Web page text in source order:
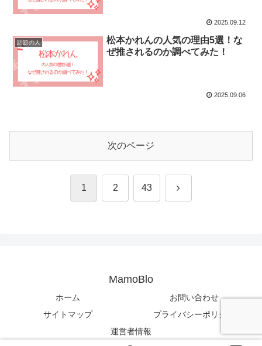
2025.09.12
話題の人
松本かれんの人気の理由5選！な
ぜ推されるのか調べてみた！
2025.09.06
次のページ
1 2 43 次
MamoBlo
ホーム
お問い合わせ
サイトマップ
プライバシーポリシー
運営者情報